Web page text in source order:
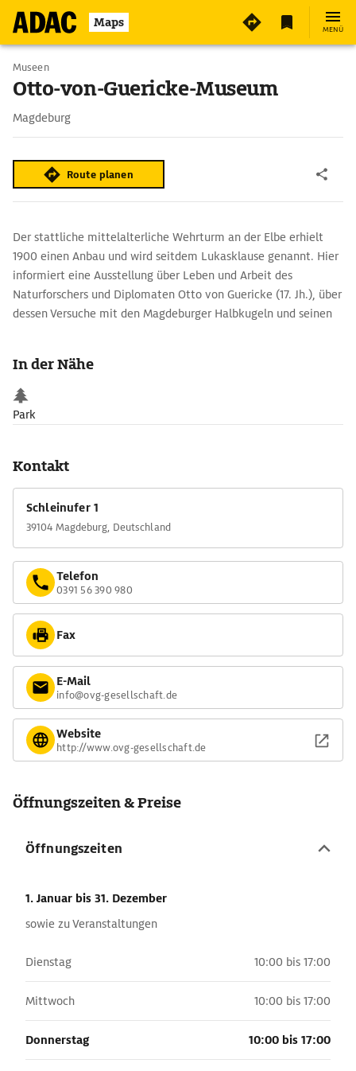
Maps MENÜ
Museen
Otto-von-Guericke-Museum
Magdeburg
Route planen
Der stattliche mittelalterliche Wehrturm an der Elbe erhielt
1900 einen Anbau und wird seitdem Lukasklause genannt. Hier
informiert eine Ausstellung über Leben und Arbeit des
Naturforschers und Diplomaten Otto von Guericke (17. Jh.), über
dessen Versuche mit den Magdeburger Halbkugeln und seinen
Arbeits- und Studierstube im Untergeschoss des Turms zu
besichtigen.
In der Nähe
Park
Kontakt
Schleinufer 1
39104 Magdeburg, Deutschland
Telefon
0391 56 390 980
Fax
E-Mail
info@ovg-gesellschaft.de
Website
http://www.ovg-gesellschaft.de
Öffnungszeiten & Preise
Öffnungszeiten
1. Januar bis 31. Dezember
sowie zu Veranstaltungen
Dienstag 10:00 bis 17:00
Mittwoch 10:00 bis 17:00
Donnerstag 10:00 bis 17:00